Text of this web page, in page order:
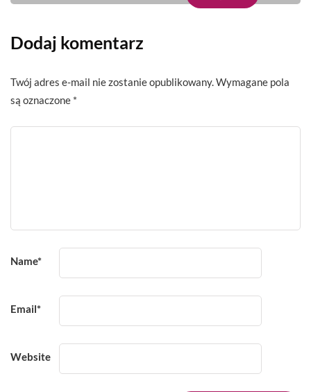
Dodaj komentarz
Twój adres e-mail nie zostanie opublikowany. Wymagane pola
są oznaczone *
Name*
Email*
Website